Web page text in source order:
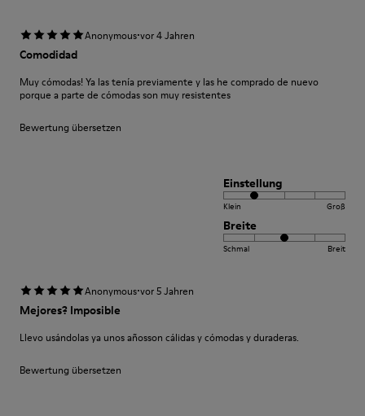
Anonymous·vor 4 Jahren
Comodidad
Muy cómodas! Ya las tenía previamente y las he comprado de nuevo
porque a parte de cómodas son muy resistentes
Bewertung übersetzen
Einstellung
Klein Groß
Breite
Schmal Breit
Anonymous·vor 5 Jahren
Mejores? Imposible
Llevo usándolas ya unos añosson cálidas y cómodas y duraderas.
Bewertung übersetzen